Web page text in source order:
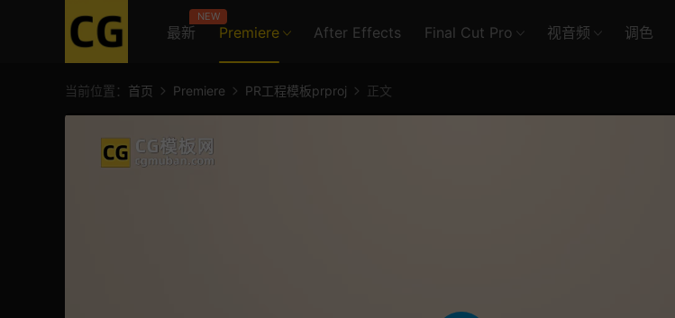
最新
NEW
Premiere After Effects Final Cut Pro 视音频 调色
当前位置： 首页 Premiere PR工程模板prproj 正文